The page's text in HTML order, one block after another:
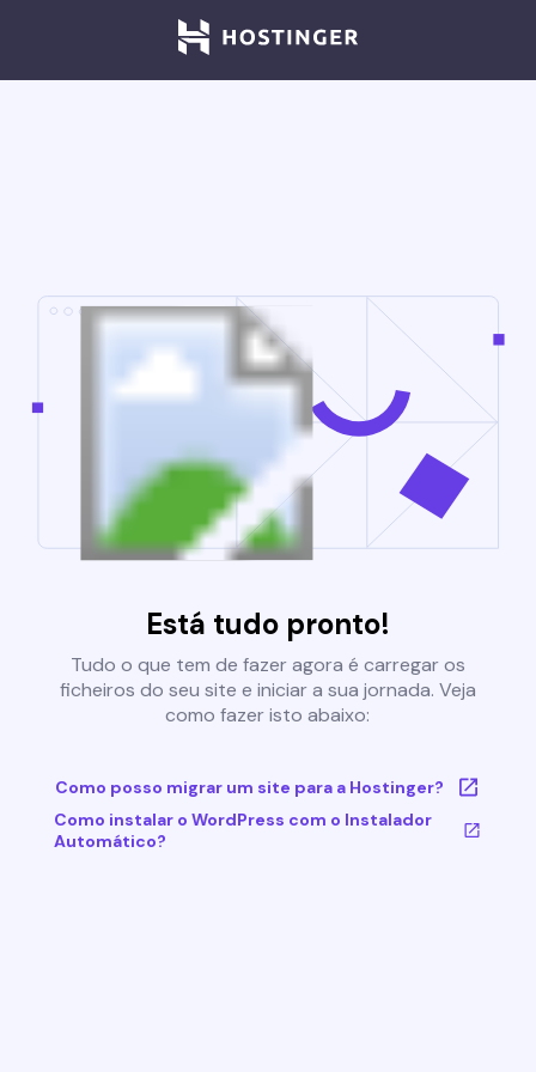
Está tudo pronto!
Tudo o que tem de fazer agora é carregar os
ficheiros do seu site e iniciar a sua jornada. Veja
como fazer isto abaixo:
Como posso migrar um site para a Hostinger?
Como instalar o WordPress com o Instalador
Automático?